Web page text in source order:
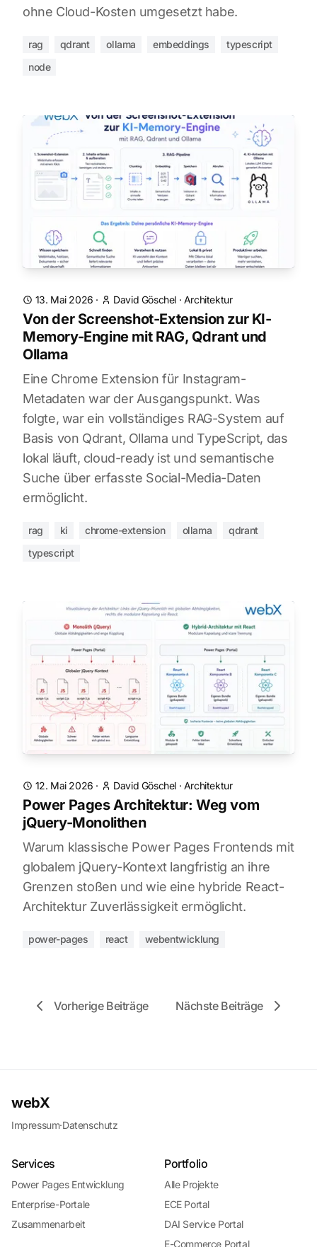
ohne Cloud-Kosten umgesetzt habe.
rag qdrant ollama embeddings
typescript
node
13. Mai 2026 · David Göschel · Architektur
Von der Screenshot-Extension zur KI-
Memory-Engine mit RAG, Qdrant und
Ollama
Eine Chrome Extension für Instagram-
Metadaten war der Ausgangspunkt. Was
folgte, war ein vollständiges RAG-System auf
Basis von Qdrant, Ollama und TypeScript, das
lokal läuft, cloud-ready ist und semantische
Suche über erfasste Social-Media-Daten
ermöglicht.
rag ki chrome-extension ollama
qdrant
typescript
12. Mai 2026 · David Göschel · Architektur
Power Pages Architektur: Weg vom
jQuery-Monolithen
Warum klassische Power Pages Frontends mit
globalem jQuery-Kontext langfristig an ihre
Grenzen stoßen und wie eine hybride React-
Architektur Zuverlässigkeit ermöglicht.
power-pages react webentwicklung
Vorherige Beiträge Nächste Beiträge
webX
Impressum·Datenschutz
Services
Power Pages Entwicklung
Enterprise-Portale
Zusammenarbeit
Portfolio
Alle Projekte
ECE Portal
DAI Service Portal
E-Commerce Portal